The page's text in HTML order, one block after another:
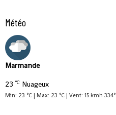
Météo
Marmande
23 °C Nuageux
Min: 23 °C | Max: 23 °C | Vent: 15 kmh 334°